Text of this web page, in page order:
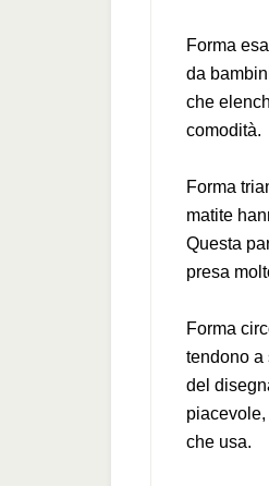
Forma
da
che
comodità.
Forma
matite
Questa
presa
Forma
tendono a
del
che usa.